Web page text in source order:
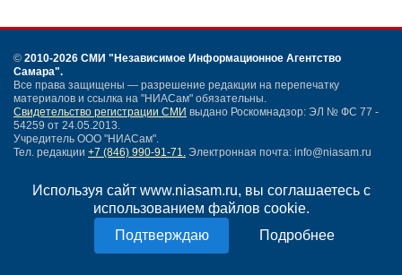
Используя сайт www.niasam.ru, вы соглашаетесь с
использованием файлов cookie.
Подробнее
© 2010-2026 СМИ "Независимое Информационное Агентство
Самара".
Все права защищены — разрешение редакции на перепечатку
материалов и ссылка на "НИАСам" обязательны.
Свидетельство регистрации СМИ выдано Роскомнадзор: ЭЛ № ФС 77 -
54259 от 24.05.2013.
Учредитель ООО "НИАСам".
Тел. редакции +7 (846) 990-91-71. Электронная почта: info@niasam.ru
Карта сайта
Нашли ошибку?
Политика конфиденциальности
Согласие на обработку персональных данных